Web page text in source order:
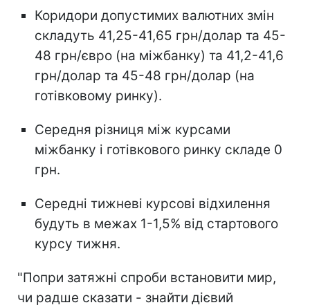
Коридори допустимих валютних змін
складуть 41,25-41,65 грн/долар та 45-
48 грн/євро (на міжбанку) та 41,2-41,6
грн/долар та 45-48 грн/долар (на
готівковому ринку).
Середня різниця між курсами
міжбанку і готівкового ринку складе 0
грн.
Середні тижневі курсові відхилення
будуть в межах 1-1,5% від стартового
курсу тижня.
"Попри затяжні спроби встановити мир,
чи радше сказати - знайти дієвий